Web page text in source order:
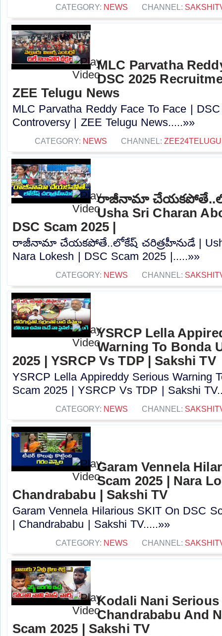
CATEGORY: NEWS CHANNEL:
MLC Parvatha
DSC 2025
ZEE Telugu News
MLC Parvatha Reddy Face To Face |
Controversy |‪ ZEE Telugu News.....»»
CATEGORY: NEWS CHANNEL:
రాజీనామా
Usha Sri Charan
DSC Scam 2025 |
రాజీనామా చేయకపోతే..లోకేష్ చరిత్రహీనుడే | Usha
Nara Lokesh | DSC Scam 2025 |.....»»
CATEGORY: NEWS CHANNEL:
YSRCP Lella
Warning To Bonda
2025 | YSRCP Vs TDP | Sakshi TV
YSRCP Lella Appireddy Serious Warning
Scam 2025 | YSRCP Vs TDP | Sakshi
CATEGORY: NEWS CHANNEL:
Garam Vennela
Scam 2025 | Nara
Chandrababu | Sakshi TV
Garam Vennela Hilarious SKIT On DSC
| Chandrababu | Sakshi TV.....»»
CATEGORY: NEWS CHANNEL:
Kodali Nani Serious
Chandrababu And
Scam 2025 | Sakshi TV